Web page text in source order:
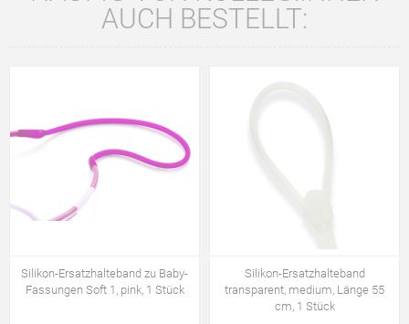
AUCH BESTELLT:
Silikon-Ersatzhalteband zu Baby-
Fassungen Soft 1, pink, 1 Stück
Silikon-Ersatzhalteband
transparent, medium, Länge 55
cm, 1 Stück